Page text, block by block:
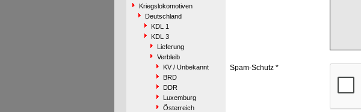
Kriegslokomotiven
Deutschland
KDL 1
KDL 3
Lieferung
Verbleib
KV / Unbekannt
BRD
DDR
Luxemburg
Österreich
Spam-Schutz *